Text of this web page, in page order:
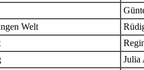
Welt
Julia